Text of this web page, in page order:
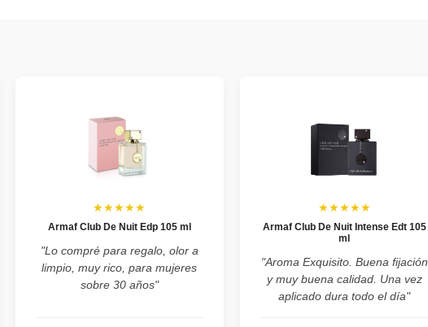
★★★★★
Armaf Club De Nuit Edp 105 ml
"Lo compré para regalo, olor a
limpio, muy rico, para mujeres
sobre 30 años"
★★★★★
Armaf Club De Nuit Intense Edt 105
ml
"Aroma Exquisito. Buena fijación
y muy buena calidad. Una vez
aplicado dura todo el día"